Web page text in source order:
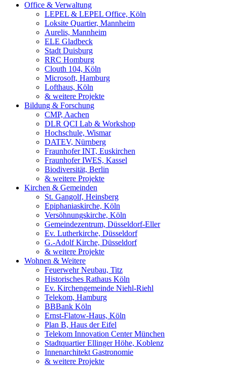
Office & Verwaltung
LEPEL & LEPEL Office, Köln
Loksite Quartier, Mannheim
Aurelis, Mannheim
ELE Gladbeck
Stadt Duisburg
RRC Homburg
Clouth 104, Köln
Microsoft, Hamburg
Lofthaus, Köln
& weitere Projekte
Bildung & Forschung
CMP, Aachen
DLR QCI Lab & Workshop
Hochschule, Wismar
DATEV, Nürnberg
Fraunhofer INT, Euskirchen
Fraunhofer IWES, Kassel
Biodiversität, Berlin
& weitere Projekte
Kirchen & Gemeinden
St. Gangolf, Heinsberg
Epiphaniaskirche, Köln
Versöhnungskirche, Köln
Gemeindezentrum, Düsseldorf-Eller
Ev. Lutherkirche, Düsseldorf
G.-Adolf Kirche, Düsseldorf
& weitere Projekte
Wohnen & Weitere
Feuerwehr Neubau, Titz
Historisches Rathaus Köln
Ev. Kirchengemeinde Niehl-Riehl
Telekom, Hamburg
BBBank Köln
Ernst-Flatow-Haus, Köln
Plan B, Haus der Eifel
Telekom Innovation Center München
Stadtquartier Ellinger Höhe, Koblenz
Innenarchitekt Gastronomie
& weitere Projekte